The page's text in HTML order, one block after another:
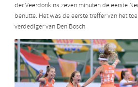
der Veerdonk na zeven minuten de eerste
benutte. Het was de eerste treffer van het
verdediger van Den Bosch.